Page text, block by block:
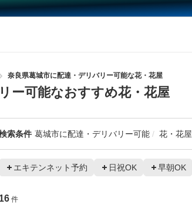
奈良県葛城市に配達・デリバリー可能な花・花屋
ー可能なおすすめ花・花屋
索条件 葛城市に配達・デリバリー可能 花・花屋
エキテンネット予約 日祝OK 早朝OK
16 件